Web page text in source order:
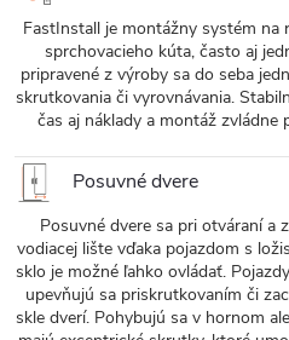
FastInstall je montážny systém na
sprchovacieho kúta, často aj
pripravené z výroby sa do seba
skrutkovania či vyrovnávania.
čas aj náklady a montáž zvládne
Posuvné dvere
Posuvné dvere sa pri otváraní a
vodiacej lište vďaka pojazdom s
sklo je možné ľahko ovládať.
upevňujú sa priskrutkovaním či
skle dverí. Pohybujú sa v hornom